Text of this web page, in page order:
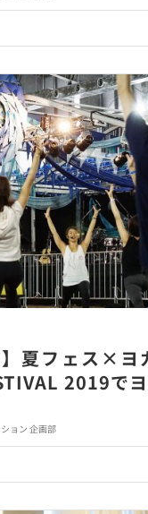
】夏フェス×ヨ
2019で
ョン 企画部